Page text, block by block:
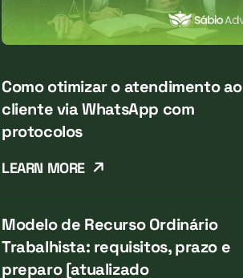
Como otimizar o atendimento ao
cliente via WhatsApp com
protocolos
LEARN MORE
Modelo de Recurso Ordinário
Trabalhista: requisitos, prazo e
preparo [atualizado